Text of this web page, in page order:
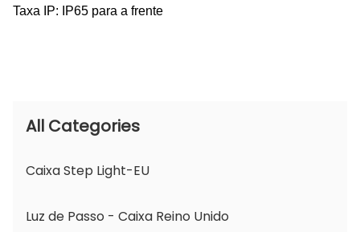
Taxa IP: IP65 para a frente
All Categories
Caixa Step Light-EU
Luz de Passo - Caixa Reino Unido